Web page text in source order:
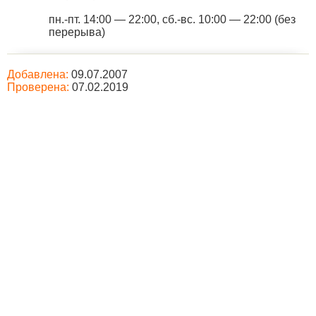
пн.-пт. 14:00 — 22:00, сб.-вс. 10:00 — 22:00 (без
перерыва)
Добавлена: 09.07.2007
Проверена: 07.02.2019